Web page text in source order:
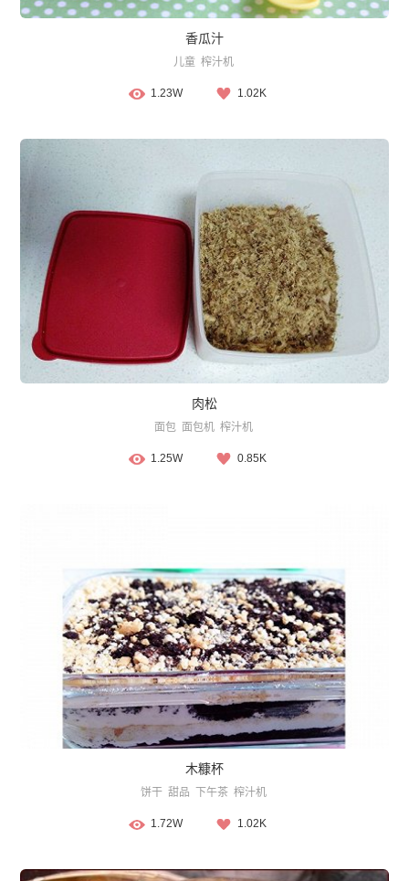
香瓜汁
儿童 榨汁机
1.23W 1.02K
肉松
面包 面包机 榨汁机
1.25W 0.85K
木糠杯
饼干 甜品 下午茶 榨汁机
1.72W 1.02K